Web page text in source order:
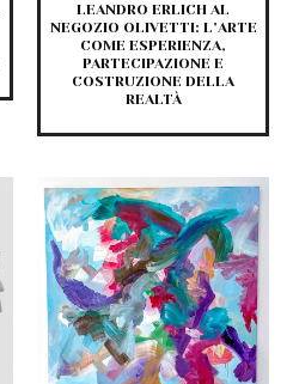
LEANDRO ERLICH AL
NEGOZIO OLIVETTI: L’ARTE
COME ESPERIENZA,
PARTECIPAZIONE E
COSTRUZIONE DELLA
REALTÀ